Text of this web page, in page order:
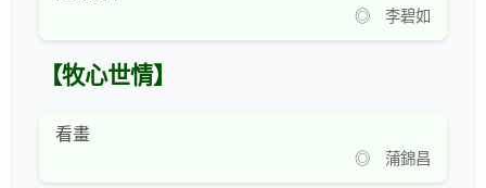
◎ 李碧如
【牧心世情】
看畫
◎ 蒲錦昌